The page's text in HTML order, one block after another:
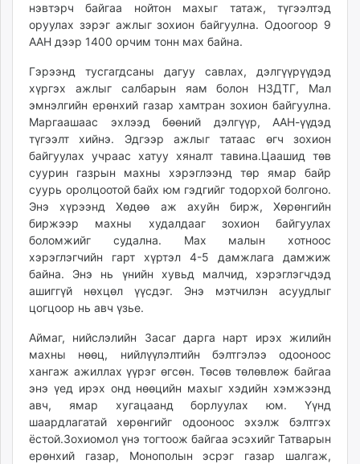
tac.mn
paparazzi.mn
unread.today
нэвтэрч байгаа нойтон махыг татаж, түгээлтэд
оруулах зэрэг ажлыг зохион байгуулна. Одоогоор 9
ААН дээр 1400 орчим тонн мах байна.
Гэрээнд тусгагдсаны дагуу савлах, дэлгүүрүүдэд
хүргэх ажлыг салбарын яам болон НЗДТГ, Мал
эмнэлгийн ерөнхий газар хамтран зохион байгуулна.
Маргаашаас эхлээд бөөний дэлгүүр, ААН-үүдэд
түгээлт хийнэ. Эдгээр ажлыг татаас өгч зохион
байгуулах учраас хатуу хяналт тавина.Цаашид төв
суурин газрын махны хэрэглээнд төр ямар байр
суурь оролцоотой байх юм гэдгийг тодорхой болгоно.
Энэ хүрээнд Хөдөө аж ахуйн бирж, Хөрөнгийн
биржээр махны худалдааг зохион байгуулах
боломжийг судална. Мах малын хотноос
хэрэглэгчийн гарт хүртэл 4-5 дамжлага дамжиж
байна. Энэ нь үнийн хувьд малчид, хэрэглэгчдэд
ашиггүй нөхцөл үүсдэг. Энэ мэтчилэн асуудлыг
цогцоор нь авч үзье.
Аймаг, нийслэлийн Засаг дарга нарт ирэх жилийн
махны нөөц, нийлүүлэлтийн бэлтгэлээ одооноос
хангаж ажиллах үүрэг өгсөн. Төсөв төлөвлөж байгаа
энэ үед ирэх онд нөөцийн махыг хэдийн хэмжээнд
авч, ямар хугацаанд борлуулах юм. Үүнд
шаардлагатай хөрөнгийг одооноос эхэлж бэлтгэх
ёстой.Зохиомол үнэ тогтоож байгаа эсэхийг Татварын
ерөнхий газар, Монополын эсрэг газар шалгаж,